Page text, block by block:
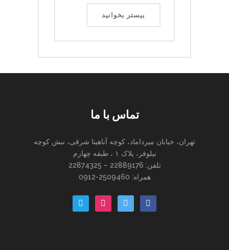
بیستر بخوانید
تماس با ما
تهران، خیابان میرداماد، کوچه آناهیتا شرقی، نبش کوچه
نیلوفر، پلاک ۱ ، طبقه چهارم
تلفن: 22889176 – 22874325
همراه: 2509460-0912
facebook
twitter
instagram
paper-
plane-